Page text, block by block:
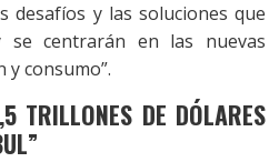
desafíos y las soluciones que
centrarán en las nuevas
y consumo”.
TRILLONES DE DÓLARES